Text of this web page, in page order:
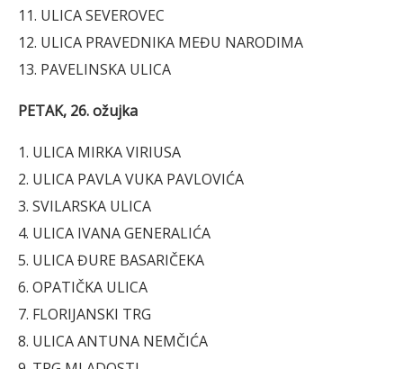
11. ULICA SEVEROVEC
12. ULICA PRAVEDNIKA MEĐU NARODIMA
13. PAVELINSKA ULICA
PETAK, 26. ožujka
1. ULICA MIRKA VIRIUSA
2. ULICA PAVLA VUKA PAVLOVIĆA
3. SVILARSKA ULICA
4. ULICA IVANA GENERALIĆA
5. ULICA ĐURE BASARIČEKA
6. OPATIČKA ULICA
7. FLORIJANSKI TRG
8. ULICA ANTUNA NEMČIĆA